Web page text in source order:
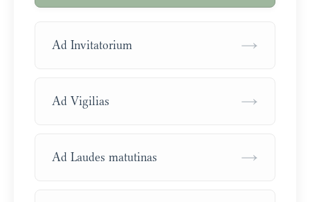
Ad Invitatorium →
Ad Vigilias →
Ad Laudes matutinas →